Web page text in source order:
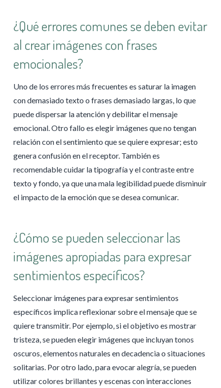
¿Qué errores comunes se deben evitar
al crear imágenes con frases
emocionales?
Uno de los errores más frecuentes es saturar la imagen
con demasiado texto o frases demasiado largas, lo que
puede dispersar la atención y debilitar el mensaje
emocional. Otro fallo es elegir imágenes que no tengan
relación con el sentimiento que se quiere expresar; esto
genera confusión en el receptor. También es
recomendable cuidar la tipografía y el contraste entre
texto y fondo, ya que una mala legibilidad puede disminuir
el impacto de la emoción que se desea comunicar.
¿Cómo se pueden seleccionar las
imágenes apropiadas para expresar
sentimientos específicos?
Seleccionar imágenes para expresar sentimientos
específicos implica reflexionar sobre el mensaje que se
quiere transmitir. Por ejemplo, si el objetivo es mostrar
tristeza, se pueden elegir imágenes que incluyan tonos
oscuros, elementos naturales en decadencia o situaciones
solitarias. Por otro lado, para evocar alegría, se pueden
utilizar colores brillantes y escenas con interacciones